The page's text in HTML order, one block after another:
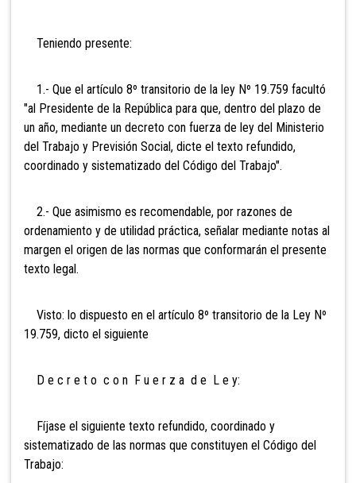
Teniendo presente:
1.- Que el artículo 8º transitorio de la ley Nº 19.759 facultó
"al Presidente de la República para que, dentro del plazo de
un año, mediante un decreto con fuerza de ley del Ministerio
del Trabajo y Previsión Social, dicte el texto refundido,
coordinado y sistematizado del Código del Trabajo".
2.- Que asimismo es recomendable, por razones de
ordenamiento y de utilidad práctica, señalar mediante notas al
margen el origen de las normas que conformarán el presente
texto legal.
Visto: lo dispuesto en el artículo 8º transitorio de la Ley Nº
19.759, dicto el siguiente
D e c r e t o c o n F u e r z a d e L e y:
Fíjase el siguiente texto refundido, coordinado y
sistematizado de las normas que constituyen el Código del
Trabajo: